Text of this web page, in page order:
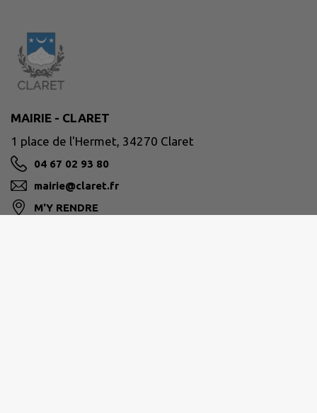
MAIRIE - CLARET
1 place de l'Hermet, 34270 Claret
04 67 02 93 80
mairie@claret.fr
M'Y RENDRE